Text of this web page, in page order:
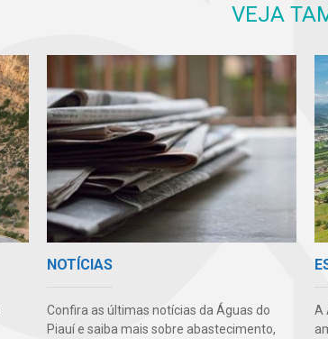
VEJA
NOTÍCIAS
Confira as últimas notícias da Águas do
Piauí e saiba mais sobre abastecimento,
A